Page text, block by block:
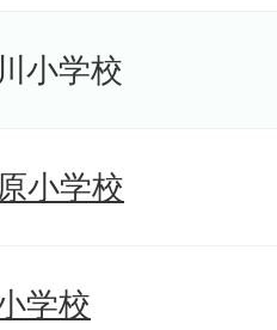
小学校
小学校
学校